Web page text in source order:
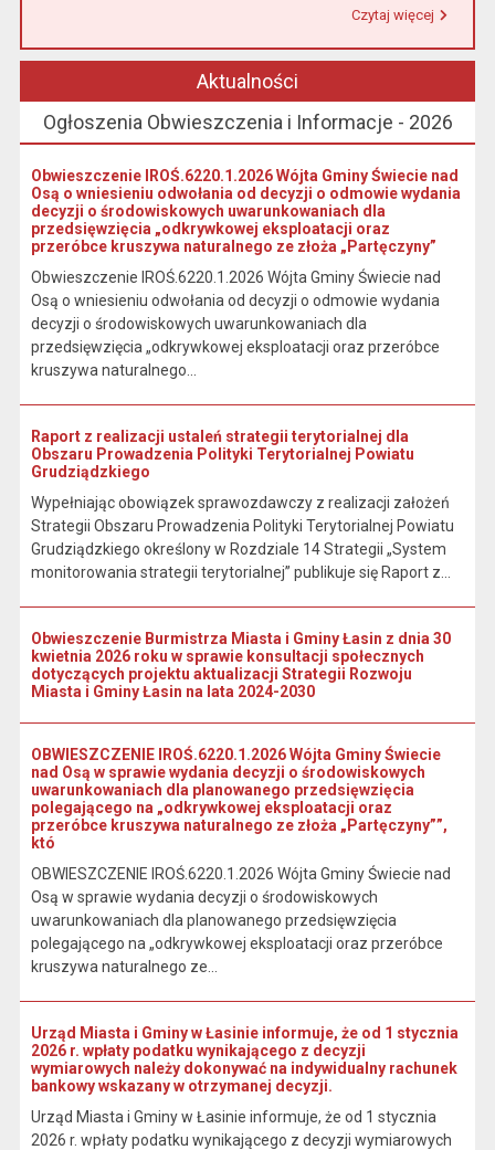
Czytaj więcej
Aktualności
Ogłoszenia Obwieszczenia i Informacje - 2026
Obwieszczenie IROŚ.6220.1.2026 Wójta Gminy Świecie nad
Osą o wniesieniu odwołania od decyzji o odmowie wydania
decyzji o środowiskowych uwarunkowaniach dla
przedsięwzięcia „odkrywkowej eksploatacji oraz
przeróbce kruszywa naturalnego ze złoża „Partęczyny”
Obwieszczenie IROŚ.6220.1.2026 Wójta Gminy Świecie nad
Osą o wniesieniu odwołania od decyzji o odmowie wydania
decyzji o środowiskowych uwarunkowaniach dla
przedsięwzięcia „odkrywkowej eksploatacji oraz przeróbce
kruszywa naturalnego...
Raport z realizacji ustaleń strategii terytorialnej dla
Obszaru Prowadzenia Polityki Terytorialnej Powiatu
Grudziądzkiego
Wypełniając obowiązek sprawozdawczy z realizacji założeń
Strategii Obszaru Prowadzenia Polityki Terytorialnej Powiatu
Grudziądzkiego określony w Rozdziale 14 Strategii „System
monitorowania strategii terytorialnej” publikuje się Raport z...
Obwieszczenie Burmistrza Miasta i Gminy Łasin z dnia 30
kwietnia 2026 roku w sprawie konsultacji społecznych
dotyczących projektu aktualizacji Strategii Rozwoju
Miasta i Gminy Łasin na lata 2024-2030
OBWIESZCZENIE IROŚ.6220.1.2026 Wójta Gminy Świecie
nad Osą w sprawie wydania decyzji o środowiskowych
uwarunkowaniach dla planowanego przedsięwzięcia
polegającego na „odkrywkowej eksploatacji oraz
przeróbce kruszywa naturalnego ze złoża „Partęczyny””,
któ
OBWIESZCZENIE IROŚ.6220.1.2026 Wójta Gminy Świecie nad
Osą w sprawie wydania decyzji o środowiskowych
uwarunkowaniach dla planowanego przedsięwzięcia
polegającego na „odkrywkowej eksploatacji oraz przeróbce
kruszywa naturalnego ze...
Urząd Miasta i Gminy w Łasinie informuje, że od 1 stycznia
2026 r. wpłaty podatku wynikającego z decyzji
wymiarowych należy dokonywać na indywidualny rachunek
bankowy wskazany w otrzymanej decyzji.
Urząd Miasta i Gminy w Łasinie informuje, że od 1 stycznia
2026 r. wpłaty podatku wynikającego z decyzji wymiarowych